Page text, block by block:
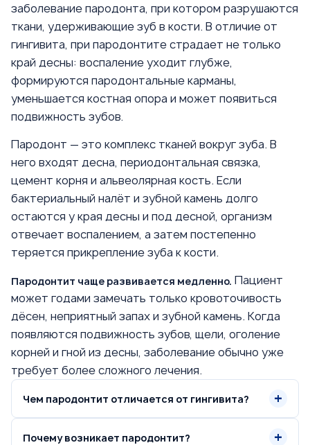
заболевание пародонта, при котором разрушаются
ткани, удерживающие зуб в кости. В отличие от
гингивита, при пародонтите страдает не только
край десны: воспаление уходит глубже,
формируются пародонтальные карманы,
уменьшается костная опора и может появиться
подвижность зубов.
Пародонт — это комплекс тканей вокруг зуба. В
него входят десна, периодонтальная связка,
цемент корня и альвеолярная кость. Если
бактериальный налёт и зубной камень долго
остаются у края десны и под десной, организм
отвечает воспалением, а затем постепенно
теряется прикрепление зуба к кости.
Пародонтит чаще развивается медленно. Пациент
может годами замечать только кровоточивость
дёсен, неприятный запах и зубной камень. Когда
появляются подвижность зубов, щели, оголение
корней и гной из десны, заболевание обычно уже
требует более сложного лечения.
Чем пародонтит отличается от гингивита?
Почему возникает пародонтит?